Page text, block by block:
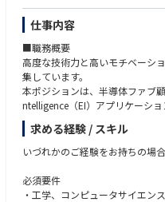
仕事内容
■職務概要
高度な技術力と高いモチベーシ
集しています。
本ポジションは、半導体ファブ
ntelligence（EI）アプリケーシ
ステムのサポートおよび保守を担
技術的な専門性と優れた顧客対
ォーマンス維持と顧客満足度向
■業務内容
Equipment Intelligence（EI）ア
求める経験 / スキル
いづれかのご経験をお持ちの場
必須要件
・工学、コンピュータサイエン